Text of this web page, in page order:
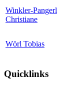
Winkler-Pangerl
Christiane
Wörl Tobias
Quicklinks